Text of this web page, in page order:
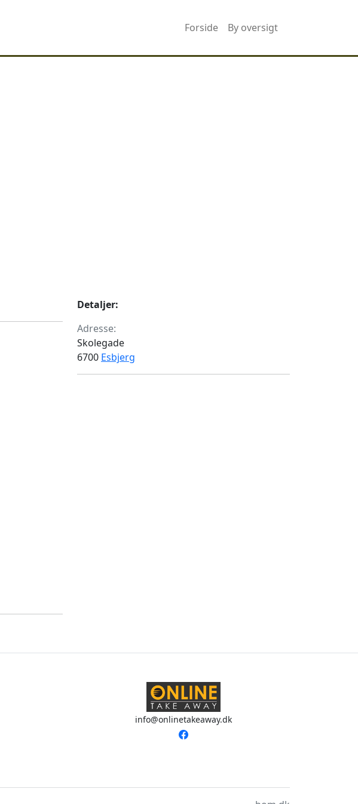
Forside By oversigt
Detaljer:
Adresse:
Skolegade
6700 Esbjerg
info@onlinetakeaway.dk